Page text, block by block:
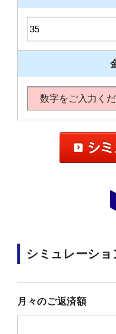
シミュレーショ
月々のご返済額